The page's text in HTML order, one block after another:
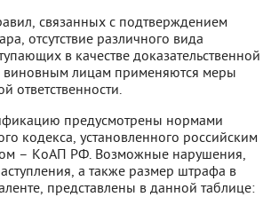
связанных с подтверждением
отсутствие различного вида
в качестве доказательственной
виновным лицам применяются меры
ответственности.
предусмотрены нормами
кодекса, установленного российским
– КоАП РФ. Возможные нарушения,
а также размер штрафа в
представлены в данной таблице: